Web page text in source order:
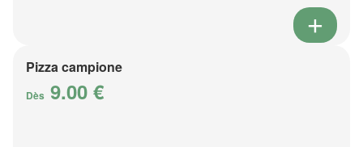
Pizza campione
Dès 9.00 €